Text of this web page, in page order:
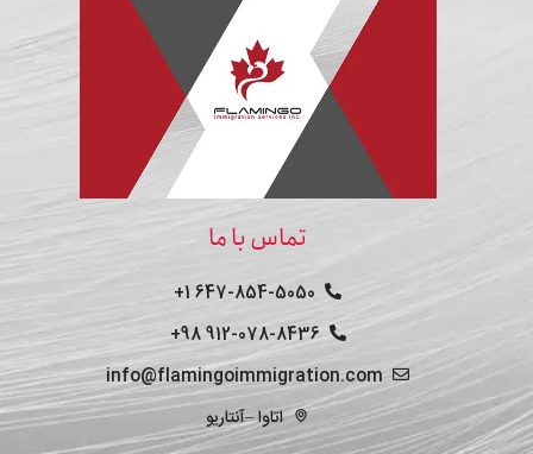
تماس با ما
647-854-5050 1+
912-078-8436 98+
info@flamingoimmigration.com
اتاوا –آنتاریو